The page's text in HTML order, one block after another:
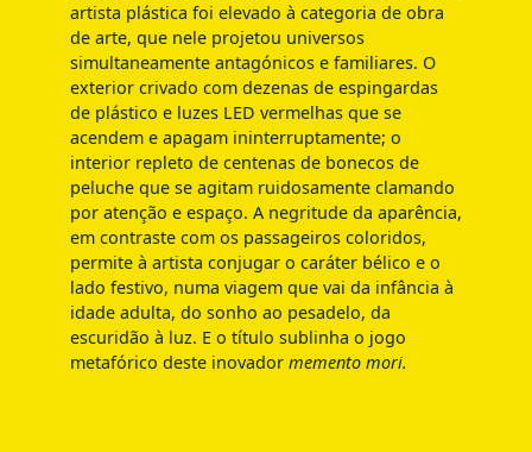
artista plástica foi elevado à categoria de obra
de arte, que nele projetou universos
simultaneamente antagónicos e familiares. O
exterior crivado com dezenas de espingardas
de plástico e luzes LED vermelhas que se
acendem e apagam ininterruptamente; o
interior repleto de centenas de bonecos de
peluche que se agitam ruidosamente clamando
por atenção e espaço. A negritude da aparência,
em contraste com os passageiros coloridos,
permite à artista conjugar o caráter bélico e o
lado festivo, numa viagem que vai da infância à
idade adulta, do sonho ao pesadelo, da
escuridão à luz. E o título sublinha o jogo
metafórico deste inovador memento mori.